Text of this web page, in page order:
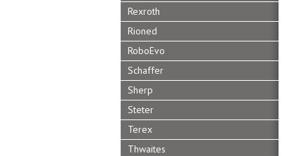
Rexroth
Rioned
RoboEvo
Schaffer
Sherp
Steter
Terex
Thwaites